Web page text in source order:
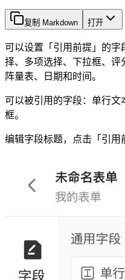
复制 Markdown 打开
可以设置「引用前提」的
择、多项选择、下拉框、
阵量表、日期和时间。
可以被引用的字段：单行
框。
编辑字段标题，点击「引用